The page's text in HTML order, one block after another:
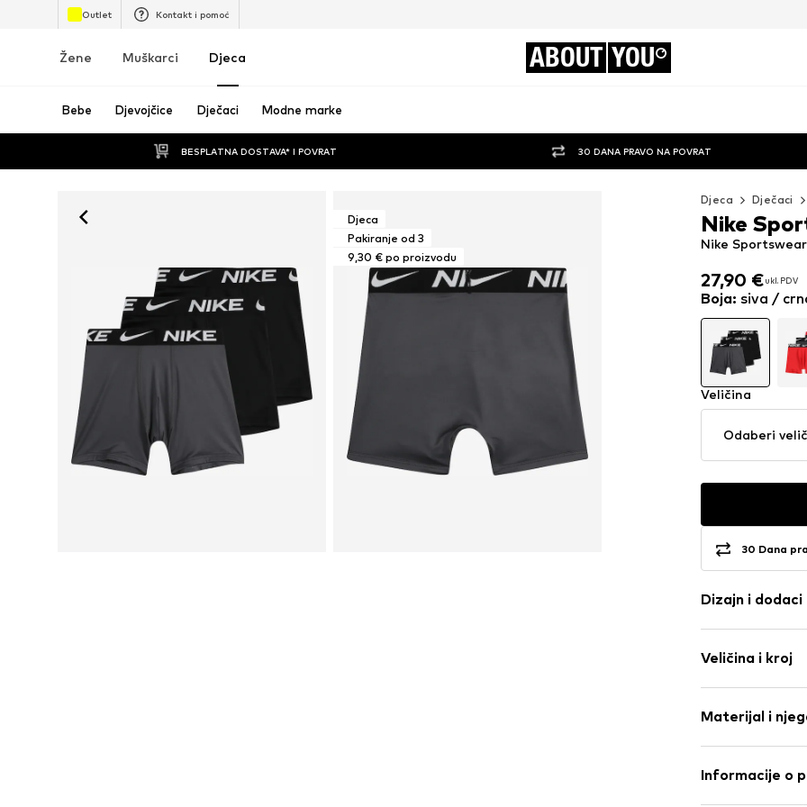
Outlet Kontakt i pomoć
Žene Muškarci Djeca ABOUT YOU
Bebe Djevojčice Dječaci Modne marke
BESPLATNA DOSTAVA* I POVRAT 30 DANA PRAVO NA POVRAT
Djeca
Pakiranje od 3
9,30 € po proizvodu
Djeca Dječaci
27,90 €ukl. PDV
27,90 €ukl. PDV
Nike
Nike
Boja: siva /
Veličina
Odaberi
30 Dana
Dizajn i dodaci
Jersey
Izokrenuti/
Šavovi u
Br. proizvoda
Veličina i kroj
Materijal i
Materijal: 92%
Informacije o